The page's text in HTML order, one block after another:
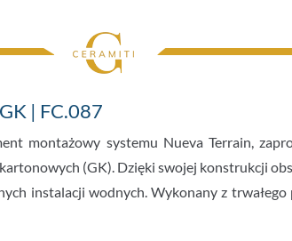
| FC.087
montażowy systemu Nueva Terrain,
(GK). Dzięki swojej konstrukcji
instalacji wodnych. Wykonany z